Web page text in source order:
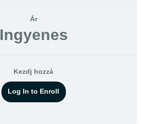
Ár
Ingyenes
Kezdj hozzá
Log In to Enroll